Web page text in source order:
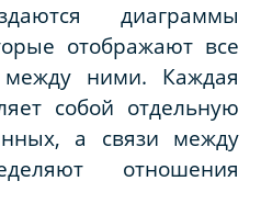
диаграммы
отображают все
ними. Каждая
собой отдельную
а связи между
отношения